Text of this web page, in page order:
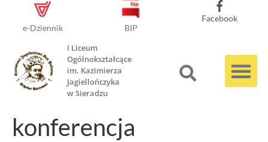
e-Dziennik BIP
Facebook
I Liceum
Ogólnokształcące
im. Kazimierza
Jagiellończyka
w Sieradzu
konferencja